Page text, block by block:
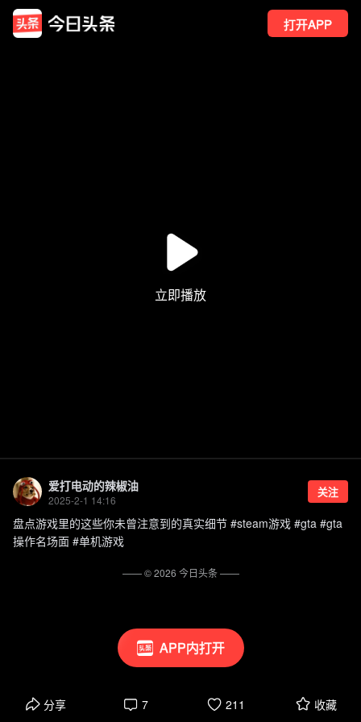
打开APP
APP内打开
爱打电动的辣椒油
2025-2-1 14:16
关注
盘点游戏里的这些你未曾注意到的真实细节 #steam游戏 #gta #gta
操作名场面 #单机游戏
分享 7 211 收藏
—— ©2026 今日头条——